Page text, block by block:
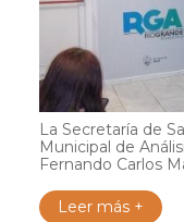
La Secretaría de
Municipal de
Fernando Carlos
Leer más +